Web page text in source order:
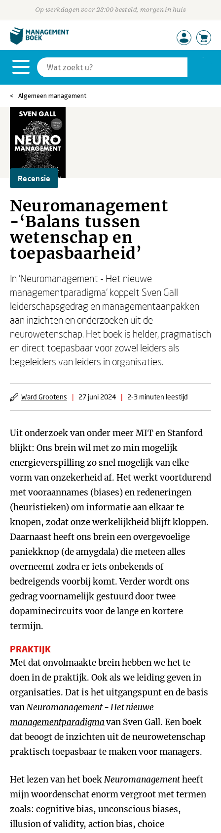
Op werkdagen voor 23:00 besteld, morgen in huis
Algemeen management
Recensie
Neuromanagement
-‘Balans tussen
wetenschap en
toepasbaarheid’
In ‘Neuromanagement - Het nieuwe
managementparadigma‘ koppelt Sven Gall
leiderschapsgedrag en managementaanpakken
aan inzichten en onderzoeken uit de
neurowetenschap. Het boek is helder, pragmatisch
en direct toepasbaar voor zowel leiders als
begeleiders van leiders in organisaties.
Ward Grootens | 27 juni 2024 | 2-3 minuten leestijd
Uit onderzoek van onder meer MIT en Stanford
blijkt: Ons brein wil met zo min mogelijk
energieverspilling zo snel mogelijk van elke
vorm van onzekerheid af. Het werkt voortdurend
met vooraannames (biases) en redeneringen
(heuristieken) om informatie aan elkaar te
knopen, zodat onze werkelijkheid blijft kloppen.
Daarnaast heeft ons brein een overgevoelige
paniekknop (de amygdala) die meteen alles
overneemt zodra er iets onbekends of
bedreigends voorbij komt. Verder wordt ons
gedrag voornamelijk gestuurd door twee
dopaminecircuits voor de lange en kortere
termijn.
PRAKTIJK
Met dat onvolmaakte brein hebben we het te
doen in de praktijk. Ook als we leiding geven in
organisaties. Dat is het uitgangspunt en de basis
vanNeuromanagement- Het nieuwe
managementparadigmavan Sven Gall. Een boek
dat beoogt de inzichten uit de neurowetenschap
praktisch toepasbaar te maken voor managers.
Het lezen van het boekNeuromanagementheeft
mijn woordenschat enorm vergroot met termen
zoals: cognitive bias, unconscious biases,
illusion of validity, action bias, choice